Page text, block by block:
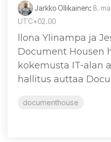
Jarkko Ollikainen: 8.
UTC+02.00
llona Ylinampa ja
Document Housen
kokemusta IT-alan
hallitus auttaa
documenthouse